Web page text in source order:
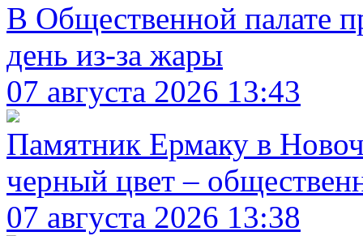
В Общественной палате
день из-за жары
07 августа 2026 13:43
Памятник Ермаку в
черный цвет –
07 августа 2026 13:38